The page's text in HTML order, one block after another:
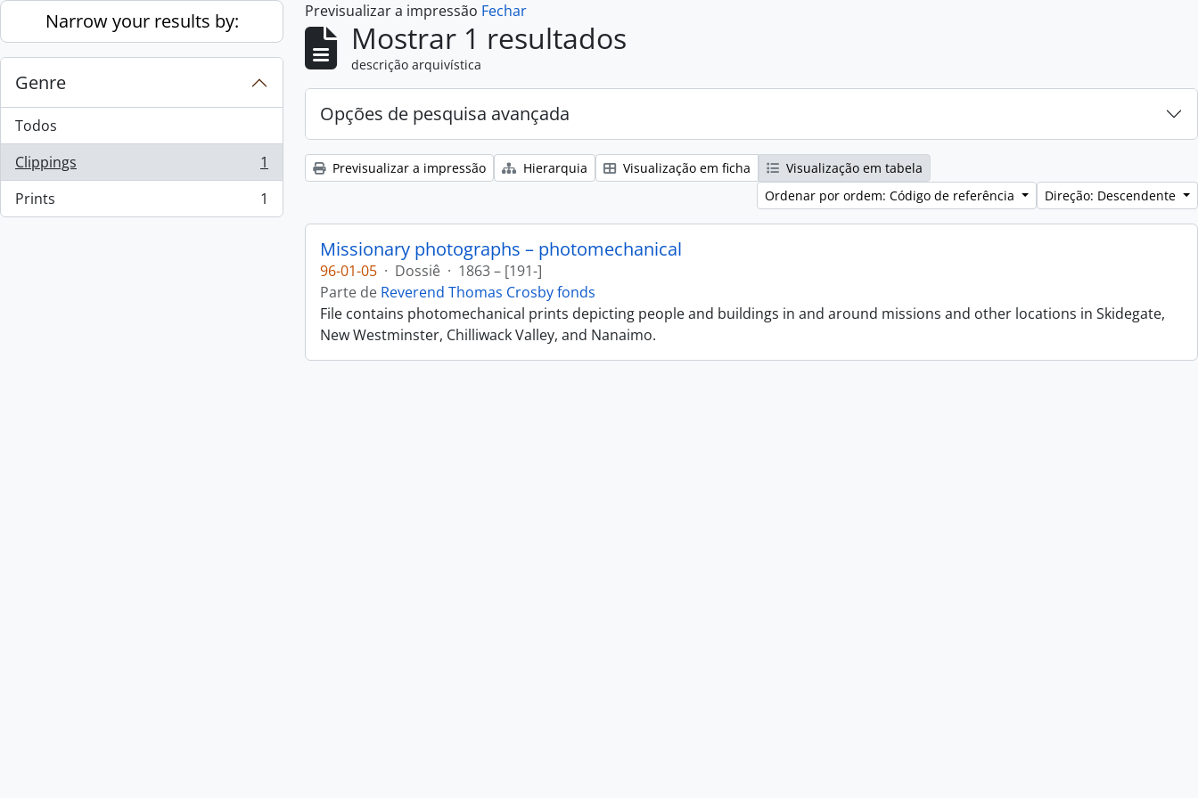
Skip to main content
Narrow your results by:
Genre
Todos
Clippings
, 1 resultados
1
Prints
, 1 resultados 1
Previsualizar a impressão Fechar
Mostrar 1 resultados
descrição arquivística
Opções de pesquisa avançada
Previsualizar a impressão Hierarquia Visualização em ficha
Visualização em tabela
Ordenar por ordem: Código de referência
Direção: Descendente
Missionary photographs – photomechanical
96-01-05 · Dossiê · 1863 – [191-]
Parte de Reverend Thomas Crosby fonds
File contains photomechanical prints depicting people and buildings in and around missions and other locations in Skidegate,
New Westminster, Chilliwack Valley, and Nanaimo.